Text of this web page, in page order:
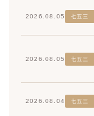
2026.08.05 七五三
2026.08.05 七五三
2026.08.04 七五三